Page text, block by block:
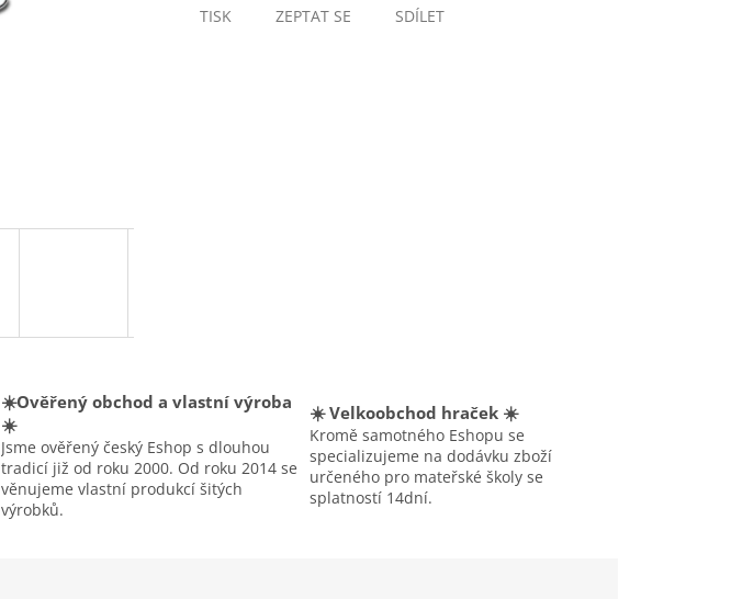
TISK ZEPTAT SE SDÍLET
☀️Ověřený obchod a vlastní výroba
☀️
Jsme ověřený český Eshop s dlouhou
tradicí již od roku 2000. Od roku 2014 se
věnujeme vlastní produkcí šitých
výrobků.
☀️ Velkoobchod hraček ☀️
Kromě samotného Eshopu se
specializujeme na dodávku zboží
určeného pro mateřské školy se
splatností 14dní.